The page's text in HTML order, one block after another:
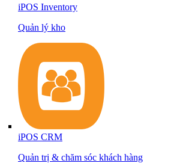
iPOS Inventory
Quản lý kho
iPOS CRM
Quản trị & chăm sóc khách hàng